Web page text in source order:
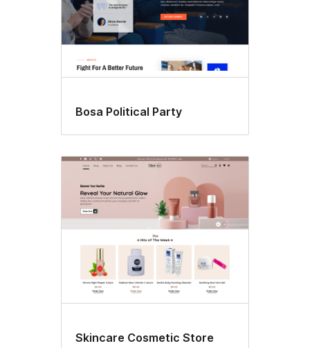
Bosa Political Party
Skincare Cosmetic Store